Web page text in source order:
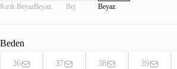
Kırık BeyazBeyaz Bej Beyaz
Beden
36 37 38 39